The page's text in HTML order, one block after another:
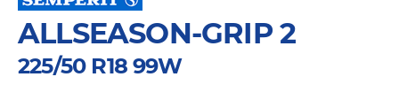
ALLSEASON-GRIP 2
225/50 R18 99W